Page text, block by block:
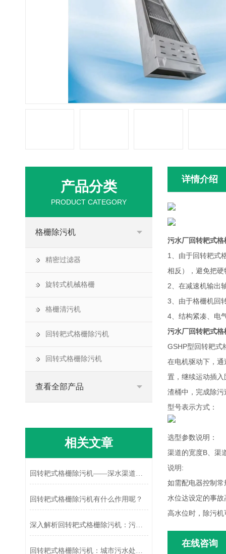
详情介绍
污水厂回转耙式
1、由于回转耙式
相反），避免把
2、在减速机输出
3、由于格栅机回
4、结构紧凑、电
污水厂回转耙式
GSHP型回转耙式
在电机驱动下，
置，继续运动插
渣桶中，完成除
型号表示方式：
选型参数说明：
渠道的宽度B、渠
说明:
如需配电器控制
水位达设定的事
高水位时，除污
在线咨询
产品分类
PRODUCT CATEGORY
格栅除污机
精密过滤器
旋转式机械格栅
格栅清污机
回转耙式格栅除污机
回转式格栅除污机
查看全部产品
相关文章
回转耙式格栅除污机——深水渠道拦截的优化方案
回转耙式格栅除污机有什么作用呢？
深入解析回转耙式格栅除污机：污水处理的得力助手
回转耙式格栅除污机：城市污水处理的“清道夫”